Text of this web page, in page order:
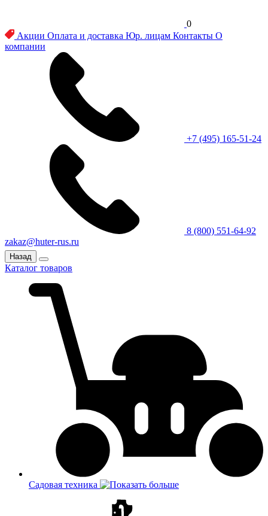
0
Акции Оплата и доставка Юр. лицам Контакты О
компании
+7 (495) 165-51-24
8 (800) 551-64-92
zakaz@huter-rus.ru
Назад
Каталог товаров
Садовая техника